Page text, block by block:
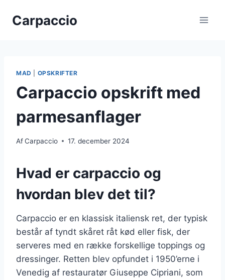
Carpaccio
MAD OPSKRIFTER
Carpaccio opskrift med
parmesanflager
AfCarpaccio 17. december 2024
Hvad er carpaccio og
hvordan blev det til?
Carpaccio er en klassisk italiensk ret, der typisk
består af tyndt skåret råt kød eller fisk, der
serveres med en række forskellige toppings og
dressinger. Retten blev opfundet i 1950’erne i
Venedig af restauratør Giuseppe Cipriani, som